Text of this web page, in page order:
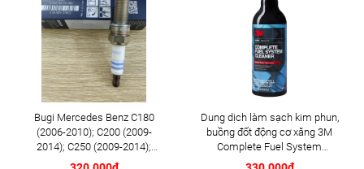
Bugi Mercedes Benz C180
(2006-2010); C200 (2009-
2014); C250 (2009-2014);
E250 (2009-2013); G500
Dung dịch làm sạch kim phun,
buồng đốt động cơ xăng 3M
Complete Fuel System
Cleaner 473ml (08813)